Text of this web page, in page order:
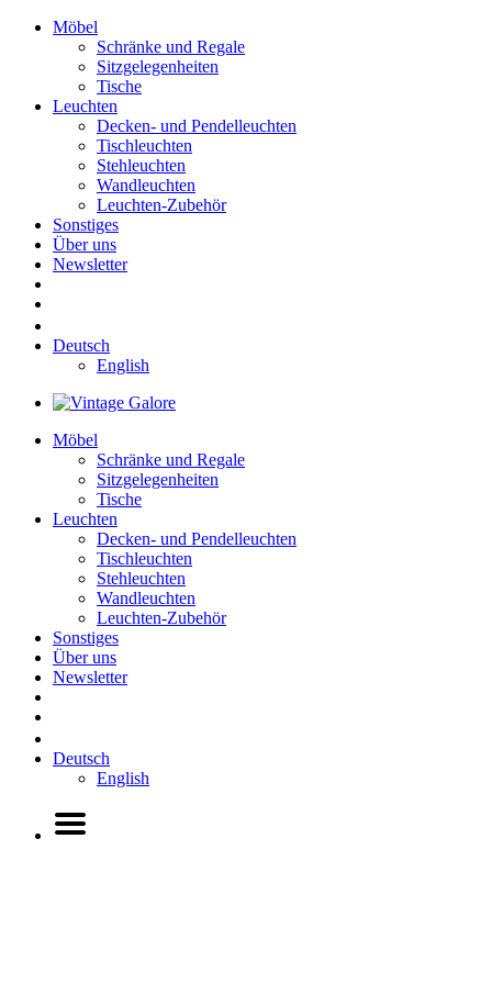
Möbel
Schränke und Regale
Sitzgelegenheiten
Tische
Leuchten
Decken- und Pendelleuchten
Tischleuchten
Stehleuchten
Wandleuchten
Leuchten-Zubehör
Sonstiges
Über uns
Newsletter
Deutsch
English
Möbel
Schränke und Regale
Sitzgelegenheiten
Tische
Leuchten
Decken- und Pendelleuchten
Tischleuchten
Stehleuchten
Wandleuchten
Leuchten-Zubehör
Sonstiges
Über uns
Newsletter
Deutsch
English